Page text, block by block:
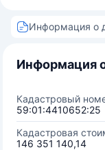
Информация о
Информация
Кадастровый
59:01:4410652:25
Кадастровая
146 351 140,14